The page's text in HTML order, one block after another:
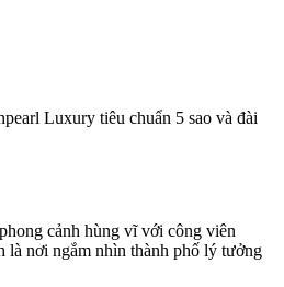
Luxury tiêu chuẩn 5 sao và đài
cảnh hùng vĩ với công viên
là nơi ngắm nhìn thành phố lý tưởng